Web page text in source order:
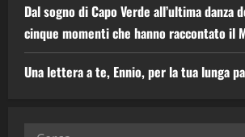
Dal sogno di Capo Verde all’ultima danza
cinque momenti che hanno raccontato il
Una lettera a te, Ennio, per la tua lunga